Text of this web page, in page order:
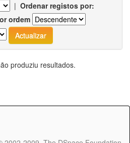
| Ordenar registos por:
ordem
produziu resultados.